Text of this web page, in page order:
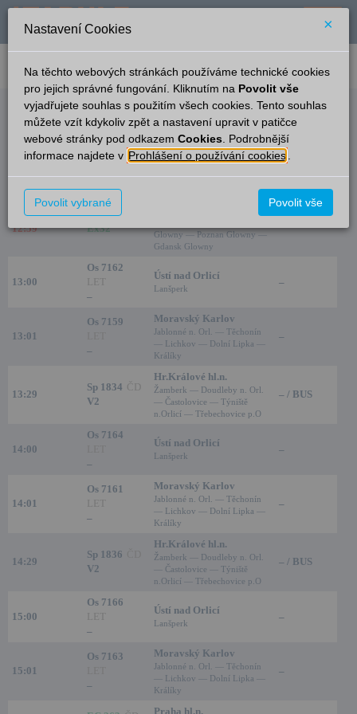
verze: 2.0.6 podpora: help-tabule@oltis.cz
English
Odjezdy
Letohrad
10:19
Čas/Aktuální Vlak/Linka Cíl/Přes Nást./Kolej
12:39
12:59
EC 262
Ex32
Glowny — Poznan Glowny —
Gdansk Glowny
13:00
Os 7162
–
Ústí nad Orlicí
Lanšperk
–
13:01
Os 7159
–
Moravský Karlov
Jablonné n. Orl. — Těchonín
— Lichkov — Dolní Lipka —
Králíky
–
13:29
Sp 1834 ČD
V2
Hr.Králové hl.n.
Žamberk — Doudleby n. Orl.
— Častolovice — Týniště
n.Orlicí — Třebechovice p.O
– / BUS
14:00
Os 7164
–
Ústí nad Orlicí
Lanšperk
–
14:01
Os 7161
–
Moravský Karlov
Jablonné n. Orl. — Těchonín
— Lichkov — Dolní Lipka —
Králíky
–
14:29
Sp 1836
V2
Hr.Králové hl.n.
Žamberk — Doudleby n. Orl.
— Častolovice — Týniště
n.Orlicí — Třebechovice p.O
– / BUS
15:00
Os 7166
–
Ústí nad Orlicí
Lanšperk
–
15:01
Os 7163
–
Moravský Karlov
Jablonné n. Orl. — Těchonín
— Lichkov — Dolní Lipka —
Králíky
–
Praha hl.n.
Nastavení Cookies ×
Na těchto webových stránkách používáme technické cookies
pro jejich správné fungování. Kliknutím na Povolit vše
vyjadřujete souhlas s použitím všech cookies. Tento souhlas
můžete vzít kdykoliv zpět a nastavení upravit v patičce
webové stránky pod odkazem Cookies . Podrobnější
informace najdete v Prohlášení o používání cookies
Povolit vybrané Povolit vše